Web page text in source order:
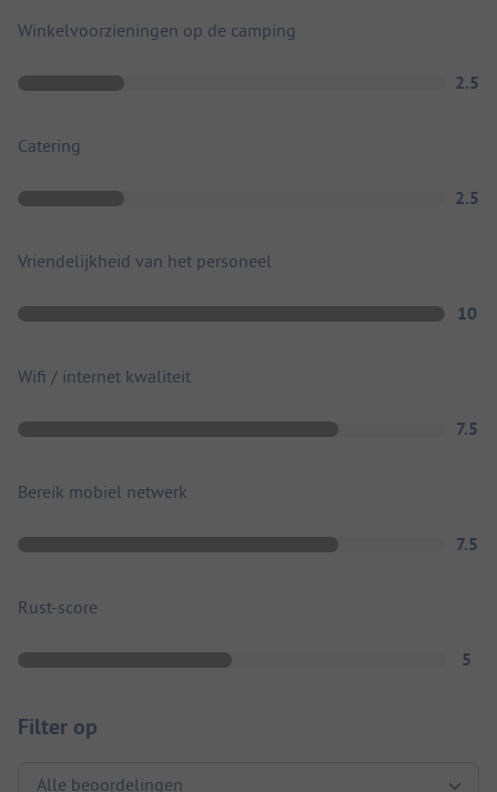
Winkelvoorzieningen op de camping
2.5
Catering
2.5
Vriendelijkheid van het personeel
10
Wifi / internet kwaliteit
7.5
Bereik mobiel netwerk
7.5
Rust-score
5
Filter op